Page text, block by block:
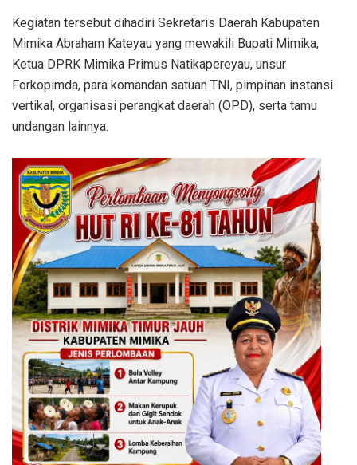
Kegiatan tersebut dihadiri Sekretaris Daerah Kabupaten
Mimika Abraham Kateyau yang mewakili Bupati Mimika,
Ketua DPRK Mimika Primus Natikapereyau, unsur
Forkopimda, para komandan satuan TNI, pimpinan instansi
vertikal, organisasi perangkat daerah (OPD), serta tamu
undangan lainnya.